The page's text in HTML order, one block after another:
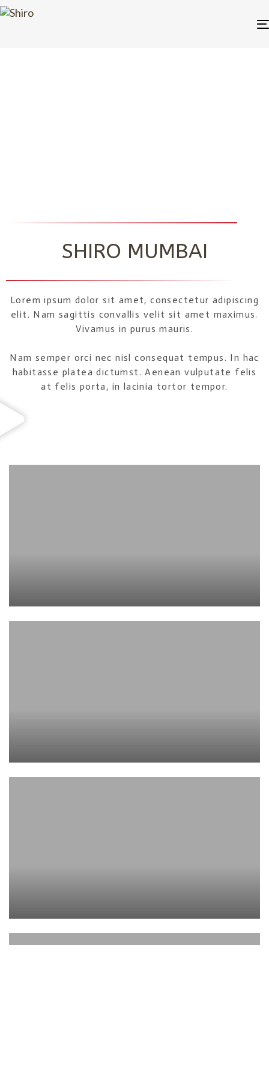
SHIRO MUMBAI
Lorem ipsum dolor sit amet, consectetur adipiscing
elit. Nam sagittis convallis velit sit amet maximus.
Vivamus in purus mauris.
Nam semper orci nec nisl consequat tempus. In hac
habitasse platea dictumst. Aenean vulputate felis
at felis porta, in lacinia tortor tempor.